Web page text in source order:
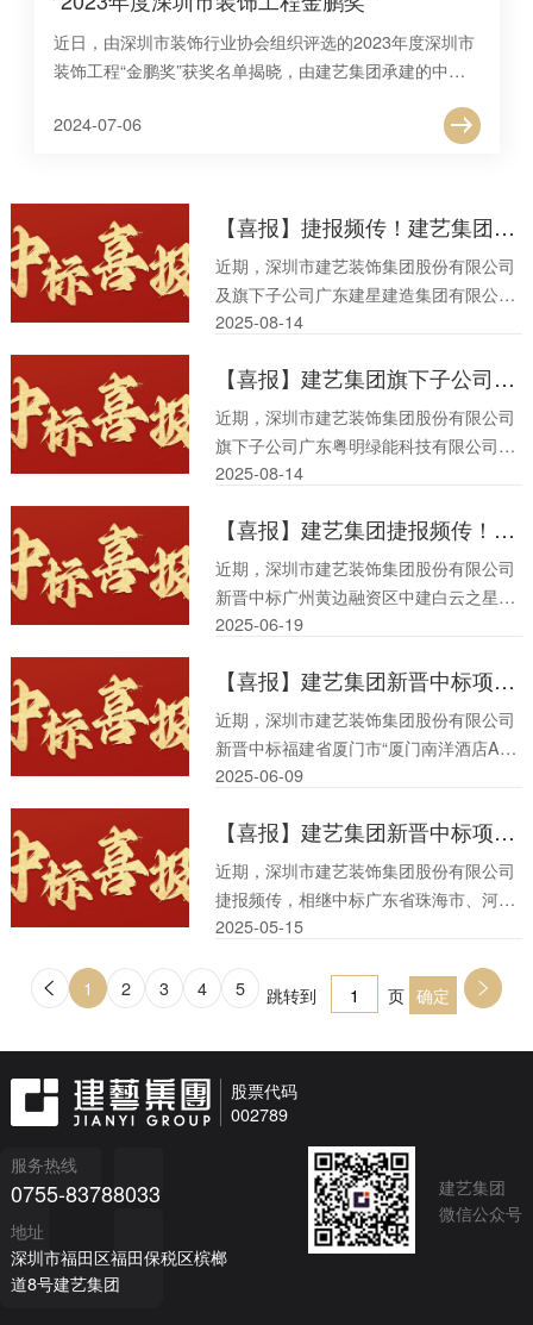
-06
2024-07
近日，由深圳市装饰行业协会组织评选的2023年度深圳市
装饰工程“金鹏奖”获奖名单揭晓，由建艺集团承建的中山
深圳市中医院光明院区一期项目建筑装修装饰工程施工II标
优势和施工水准再获行业肯定。
-14
2025-08
【喜报】捷报频传！建艺集团及旗下家子公司相继中标多项目，总价逾3.5亿元
近期，深圳市建艺装饰集团股份有限公司
及旗下子公司广东建星建造集团有限公
司、建艺集团香港有限公司、广东建艺建
有限公司中标捷报频传，接连中标多项
目，总价逾3.59亿元。
-14
2025-08
【喜报】建艺集团旗下子公司粤明绿能接连中标两大医院唯一指定售电服务单位，总售电量35000MWH（兆瓦时）
近期，深圳市建艺装饰集团股份有限公司
旗下子公司广东粤明绿能科技有限公司接
连中标阳春市人民医院、珠海市第三人民
35000MWH（兆瓦时）。
-19
2025-06
【喜报】建艺集团捷报频传！新晋中标项目总价逾5277万元
近期，深圳市建艺装饰集团股份有限公司
新晋中标广州黄边融资区中建白云之星大
区精装工程（三标段），总价逾5277万
-09
2025-06
【喜报】建艺集团新晋中标项目，总价逾3182万元
近期，深圳市建艺装饰集团股份有限公司
新晋中标福建省厦门市“厦门南洋酒店A栋
（威斯汀酒店）客房区室内装修工程”，总
-15
2025-05
【喜报】建艺集团新晋中标项目，总价逾3453万元
近期，深圳市建艺装饰集团股份有限公司
捷报频传，相继中标广东省珠海市、河北
省秦皇岛市装饰装修类项目，总价逾3453
1
2 3 4 5 跳转到 页
下一页
股票代码
002789
服务热线
0755-83788033
地址
深圳市福田区福田保税区槟榔
道8号建艺集团
建艺集团
微信公众号